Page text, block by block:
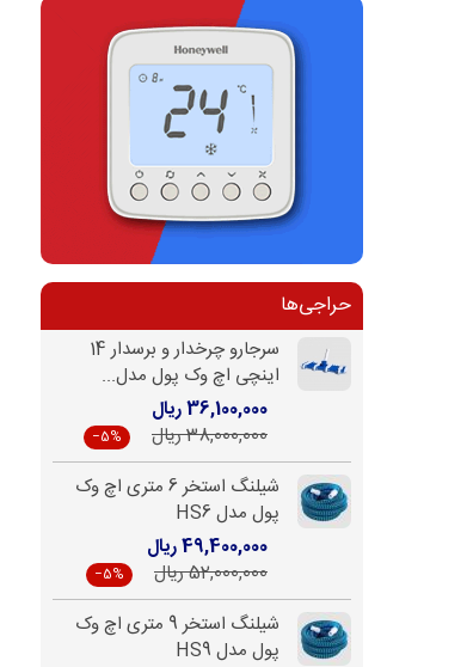
حراجی‌ها
سرجارو چرخدار و برسدار 14
اینچی اچ وک پول مدل...
36,100,000 ریال
38,000,000 ریال
‎−5%
شیلنگ استخر 6 متری اچ وک
پول مدل HS6
49,400,000 ریال
52,000,000 ریال
‎−5%
شیلنگ استخر 9 متری اچ وک
پول مدل HS9